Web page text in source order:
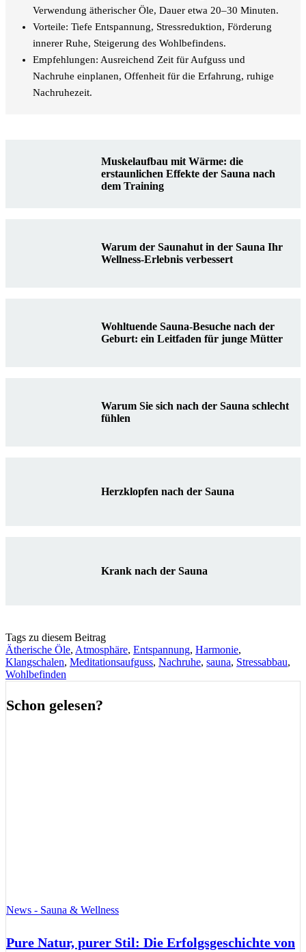
Verwendung ätherischer Öle, Dauer etwa 20–30 Minuten.
Vorteile: Tiefe Entspannung, Stressreduktion, Förderung
innerer Ruhe, Steigerung des Wohlbefindens.
Empfehlungen: Ausreichend Zeit für Aufguss und
Nachruhe einplanen, Offenheit für die Erfahrung, ruhige
Nachruhezeit.
Muskelaufbau mit Wärme: die
erstaunlichen Effekte der Sauna nach
dem Training
Warum der Saunahut in der Sauna Ihr
Wellness-Erlebnis verbessert
Wohltuende Sauna-Besuche nach der
Geburt: ein Leitfaden für junge Mütter
Warum Sie sich nach der Sauna schlecht
fühlen
Herzklopfen nach der Sauna
Krank nach der Sauna
Tags zu diesem Beitrag
Ätherische Öle, Atmosphäre, Entspannung, Harmonie,
Klangschalen, Meditationsaufguss, Nachruhe, sauna, Stressabbau,
Wohlbefinden
Schon gelesen?
News - Sauna & Wellness
Pure Natur, purer Stil: Die Erfolgsgeschichte von